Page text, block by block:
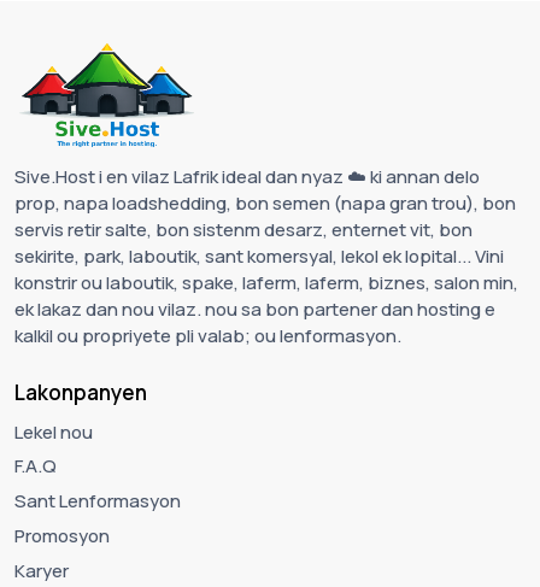
Sive.Host i en vilaz Lafrik ideal dan nyaz ☁️ ki annan delo
prop, napa loadshedding, bon semen (napa gran trou), bon
servis retir salte, bon sistenm desarz, enternet vit, bon
sekirite, park, laboutik, sant komersyal, lekol ek lopital... Vini
konstrir ou laboutik, spake, laferm, laferm, biznes, salon min,
ek lakaz dan nou vilaz. nou sa bon partener dan hosting e
kalkil ou propriyete pli valab; ou lenformasyon.
Lakonpanyen
Lekel nou
F.A.Q
Sant Lenformasyon
Promosyon
Karyer